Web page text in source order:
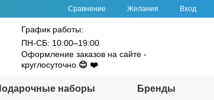
Сравнение Желания Вход
График работы:
ПН-СБ: 10:00–19:00
Оформление заказов на сайте -
круглосуточно 😊 ❤️
наборы Бренды